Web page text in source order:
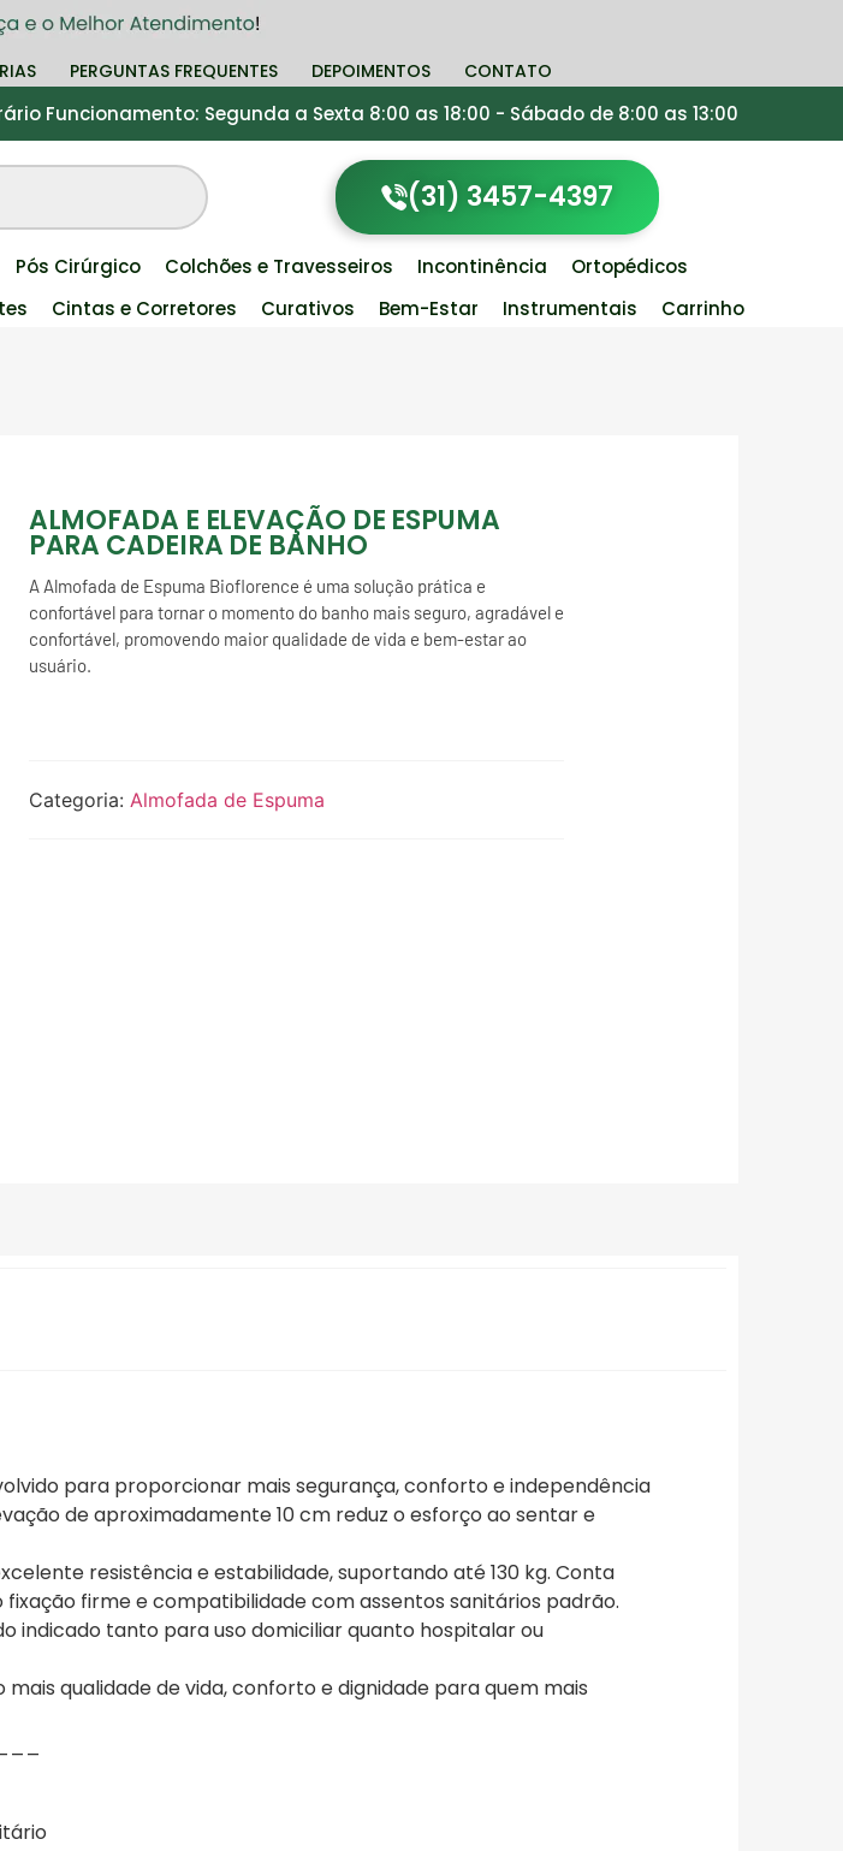
PERGUNTAS FREQUENTES DEPOIMENTOS CONTATO
Funcionamento: Segunda a Sexta 8:00 as 18:00 - Sábado de 8:00 as 13:00
(31) 3457-4397
Pós Cirúrgico Colchões e Travesseiros Incontinência
Ortopédicos
Cintas e Corretores Curativos Bem-Estar Instrumentais Carrinho
ALMOFADA E ELEVAÇÃO DE ESPUMA
PARA CADEIRA DE BANHO
A Almofada de Espuma Bioflorence é uma solução prática e
confortável para tornar o momento do banho mais seguro, agradável e
confortável, promovendo maior qualidade de vida e bem-estar ao
usuário.
Categoria: Almofada de Espuma
para proporcionar mais segurança, conforto e independência
de aproximadamente 10 cm reduz o esforço ao sentar e
resistência e estabilidade, suportando até 130 kg. Conta
firme e compatibilidade com assentos sanitários padrão.
indicado tanto para uso domiciliar quanto hospitalar ou
qualidade de vida, conforto e dignidade para quem mais